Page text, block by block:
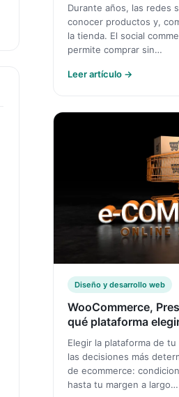
Durante años, las redes
conocer productos y,
la tienda. El social
permite comprar sin…
Leer artículo →
Diseño y desarrollo web
WooCommerce,
qué plataforma
Elegir la plataforma de
las decisiones más
de ecommerce:
hasta tu margen a largo…